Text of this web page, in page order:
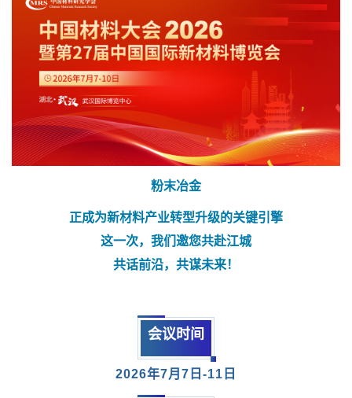
粉末冶金
正成为新材料产业转型升级的关键引擎
这一次，我们邀您共赴江城
共话前沿，共谋未来！
会议时间
2026年7月7日-11日